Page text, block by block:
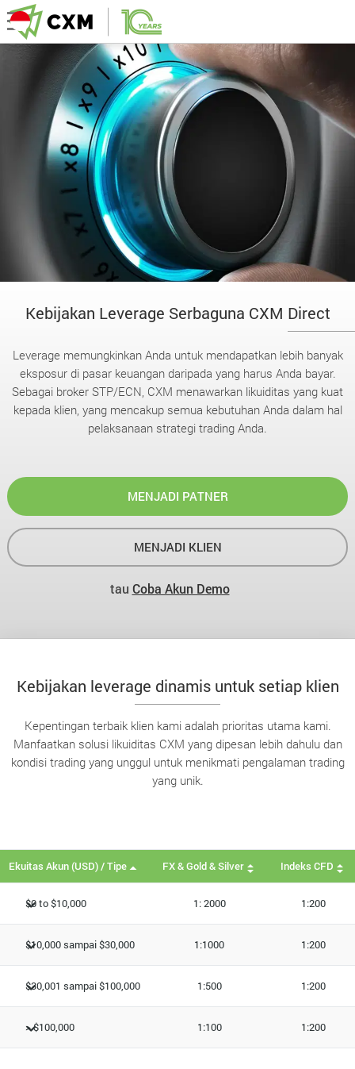
Kebijakan Leverage Serbaguna CXM Direct
Leverage memungkinkan Anda untuk mendapatkan lebih banyak
eksposur di pasar keuangan daripada yang harus Anda bayar.
Sebagai broker STP/ECN, CXM menawarkan likuiditas yang kuat
kepada klien, yang mencakup semua kebutuhan Anda dalam hal
pelaksanaan strategi trading Anda.
MENJADI PATNER
MENJADI KLIEN
tau Coba Akun Demo
Kebijakan leverage dinamis untuk setiap klien
Kepentingan terbaik klien kami adalah prioritas utama kami.
Manfaatkan solusi likuiditas CXM yang dipesan lebih dahulu dan
kondisi trading yang unggul untuk menikmati pengalaman trading
yang unik.
Ekuitas Akun (USD) / Tipe FX & Gold & Silver Indeks CFD
$0 to $10,000 1: 2000 1:200
$10,000 sampai $30,000 1:1000 1:200
$30,001 sampai $100,000 1:500 1:200
> $100,000 1:100 1:200